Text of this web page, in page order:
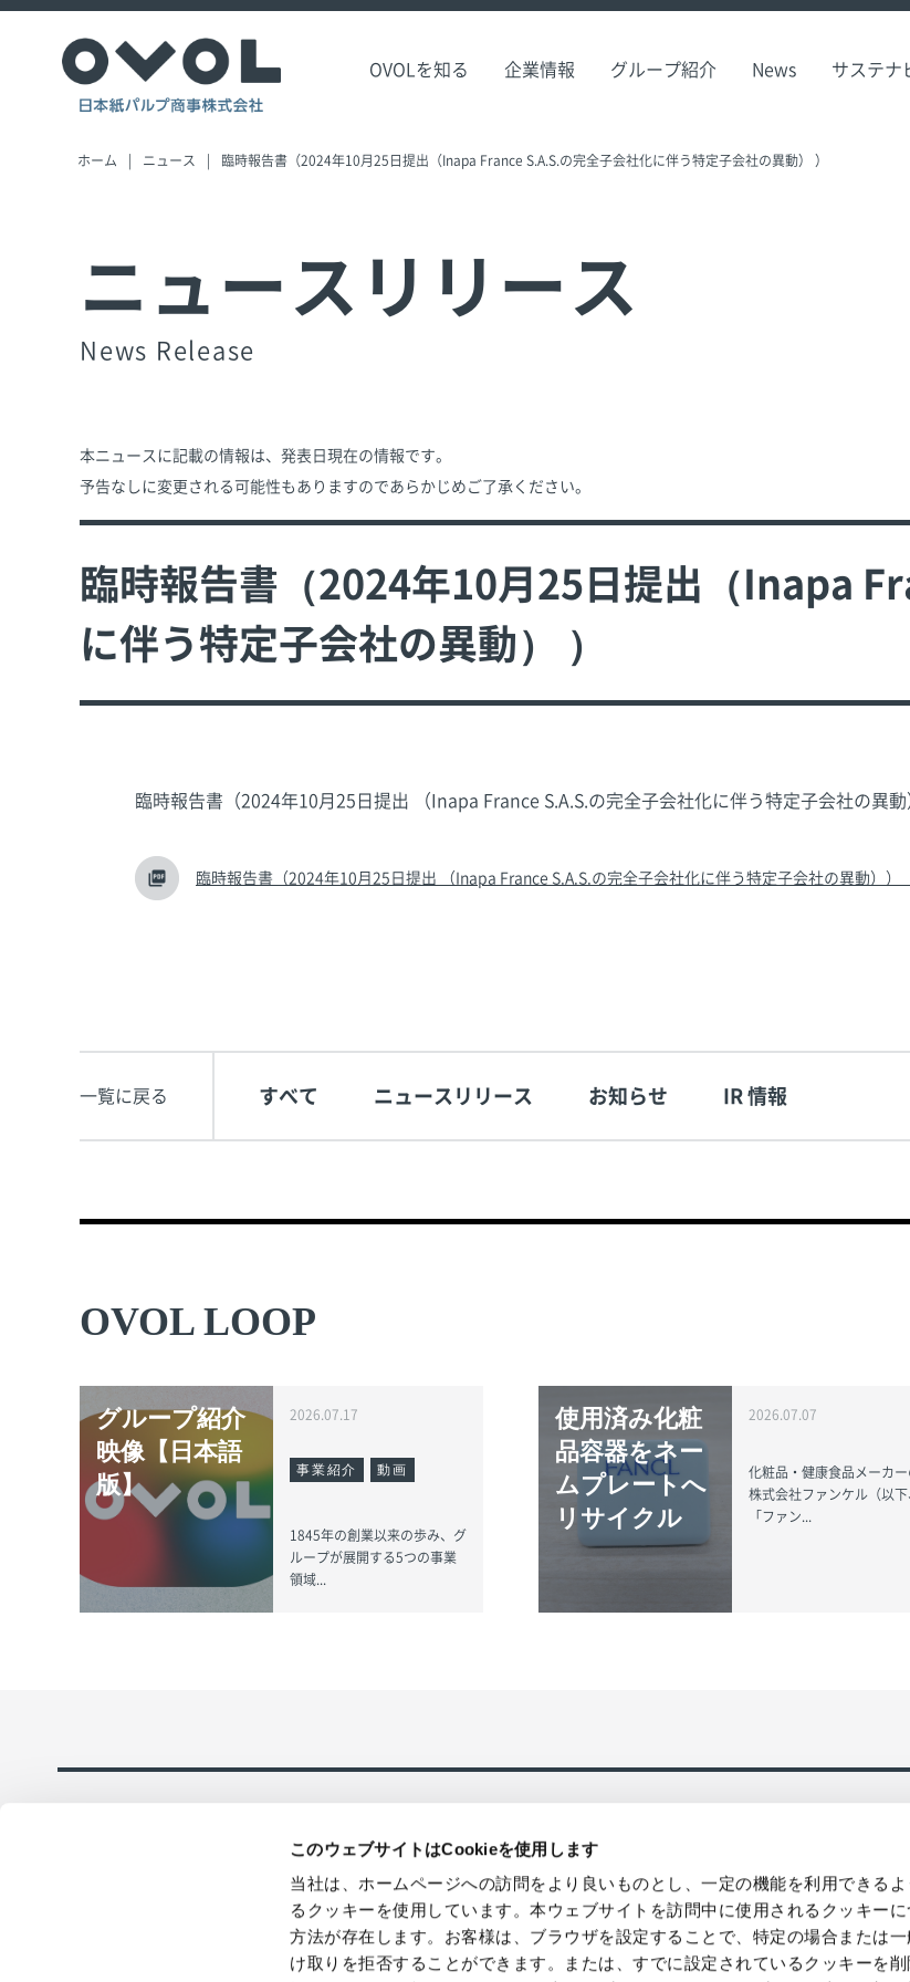
このウェブサイトはCookieを使用します
当社は、ホームページへの訪問をより良いものとし、一定の機能を利用できる
るクッキーを使用しています。本ウェブサイトを訪問中に使用されるクッキー
方法が存在します。お客様は、ブラウザを設定することで、特定の場合または
け取りを拒否することができます。または、すでに設定されているクッキーを
OVOLを知る 企業情報 グループ紹介 News サステナ
ホーム ニュース 臨時報告書（2024年10月25日提出（Inapa France S.A.S.の完全子会社化に伴う特定子会社の異動） ）
ニュースリリース
News Release
本ニュースに記載の情報は、発表日現在の情報です。
予告なしに変更される可能性もありますのであらかじめご了承ください。
臨時報告書（2024年10月25日提出（Inapa
に伴う特定子会社の異動） ）
臨時報告書（2024年10月25日提出 （Inapa France S.A.S.の完全子会社化に伴う特定子会社の異動
臨時報告書（2024年10月25日提出 （Inapa France S.A.S.の完全子会社化に伴う特定子会社の異動））
一覧に戻る すべて ニュースリリース お知らせ IR 情報
OVOL LOOP
グループ紹介
映像【日本語
版】
2026.07.17
事業紹介 動画
1845年の創業以来の歩み、グ
ループが展開する5つの事業
領域...
使用済み化粧
品容器をネー
ムプレートへ
リサイクル
2026.07.07
化粧品・健康食品メーカー
株式会社ファンケル（以下
「ファン...
在庫品即日全国発送、バルク/ロット販売・卸売対
環境貢献型の製品など